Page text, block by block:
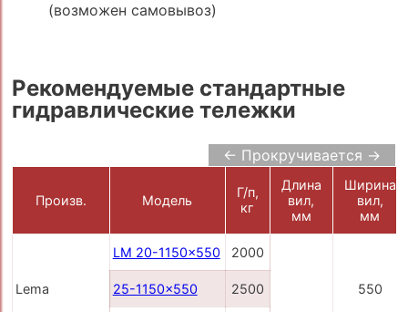
(возможен самовывоз)
Рекомендуемые стандартные
гидравлические тележки
← Прокручивается →
Произв. Модель
Г/п,
кг
Длина
вил,
мм
Ширина
вил,
мм
Lema
LM 20-1150x550 2000
550
25-1150x550 2500